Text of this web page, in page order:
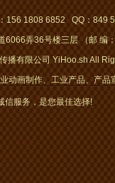
156 1808 6852 QQ：849
6066弄36号楼三层 （邮 编
播有限公司 YiHoo.sh All
动画制作、工业产品、产
信服务，是您最佳选择!